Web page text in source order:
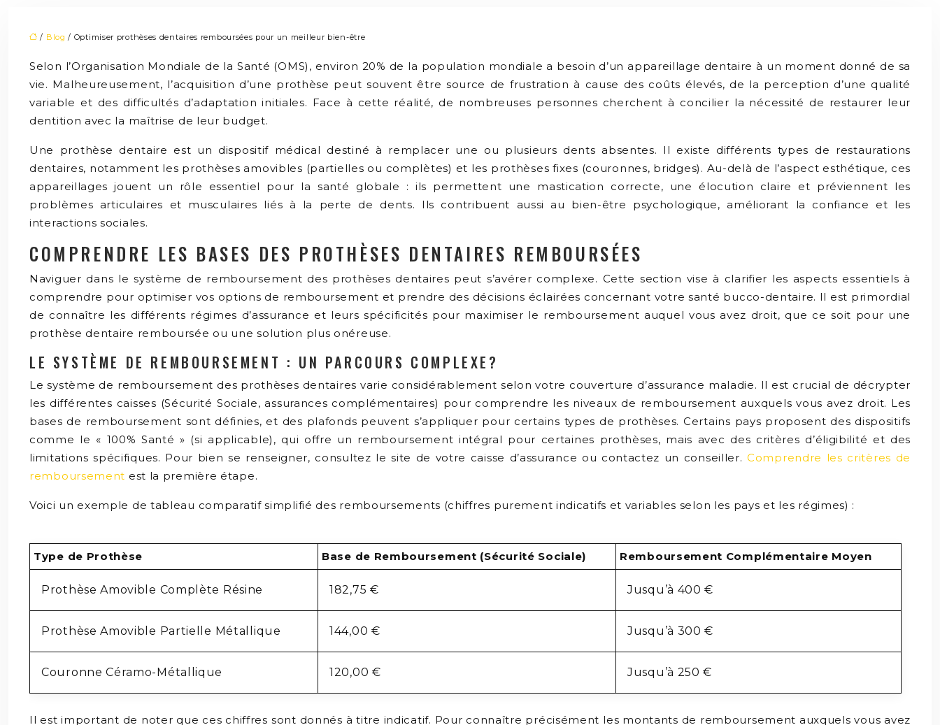
/ Blog / Optimiser prothèses dentaires remboursées pour un meilleur bien-être
Selon l’Organisation Mondiale de la Santé (OMS), environ 20% de la population mondiale a besoin d’un appareillage dentaire à un moment donné de sa
vie. Malheureusement, l’acquisition d’une prothèse peut souvent être source de frustration à cause des coûts élevés, de la perception d’une qualité
variable et des difficultés d’adaptation initiales. Face à cette réalité, de nombreuses personnes cherchent à concilier la nécessité de restaurer leur
dentition avec la maîtrise de leur budget.
Une prothèse dentaire est un dispositif médical destiné à remplacer une ou plusieurs dents absentes. Il existe différents types de restaurations
dentaires, notamment les prothèses amovibles (partielles ou complètes) et les prothèses fixes (couronnes, bridges). Au-delà de l’aspect esthétique, ces
appareillages jouent un rôle essentiel pour la santé globale : ils permettent une mastication correcte, une élocution claire et préviennent les
problèmes articulaires et musculaires liés à la perte de dents. Ils contribuent aussi au bien-être psychologique, améliorant la confiance et les
interactions sociales.
COMPRENDRE LES BASES DES PROTHÈSES DENTAIRES REMBOURSÉES
Naviguer dans le système de remboursement des prothèses dentaires peut s’avérer complexe. Cette section vise à clarifier les aspects essentiels à
comprendre pour optimiser vos options de remboursement et prendre des décisions éclairées concernant votre santé bucco-dentaire. Il est primordial
de connaître les différents régimes d’assurance et leurs spécificités pour maximiser le remboursement auquel vous avez droit, que ce soit pour une
prothèse dentaire remboursée ou une solution plus onéreuse.
LE SYSTÈME DE REMBOURSEMENT : UN PARCOURS COMPLEXE?
Le système de remboursement des prothèses dentaires varie considérablement selon votre couverture d’assurance maladie. Il est crucial de décrypter
les différentes caisses (Sécurité Sociale, assurances complémentaires) pour comprendre les niveaux de remboursement auxquels vous avez droit. Les
bases de remboursement sont définies, et des plafonds peuvent s’appliquer pour certains types de prothèses. Certains pays proposent des dispositifs
comme le « 100% Santé » (si applicable), qui offre un remboursement intégral pour certaines prothèses, mais avec des critères d’éligibilité et des
limitations spécifiques. Pour bien se renseigner, consultez le site de votre caisse d’assurance ou contactez un conseiller.Comprendre les critères de
remboursement est la première étape.
Voici un exemple de tableau comparatif simplifié des remboursements (chiffres purement indicatifs et variables selon les pays et les régimes) :
Type de Prothèse Base de Remboursement (Sécurité Sociale) Remboursement Complémentaire Moyen
Prothèse Amovible Complète Résine 182,75 € Jusqu’à 400 €
Prothèse Amovible Partielle Métallique 144,00 € Jusqu’à 300 €
Couronne Céramo-Métallique 120,00 € Jusqu’à 250 €
Il est important de noter que ces chiffres sont donnés à titre indicatif. Pour connaître précisément les montants de remboursement auxquels vous avez